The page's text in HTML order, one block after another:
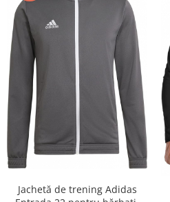
Jachetă de trening Adidas